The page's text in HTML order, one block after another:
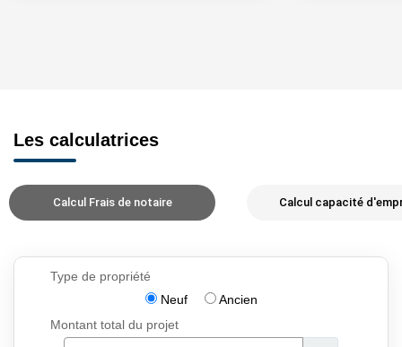
Les calculatrices
Calcul Frais de notaire Calcul capacité